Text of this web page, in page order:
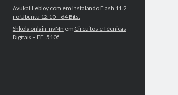
Avukat.Lebloy.com em Instalando Flash 11.2
no Ubuntu 12.10 – 64 Bits.
Shkola onlain_nvMn em Circuitos e Técnicas
Digitais – EEL5105